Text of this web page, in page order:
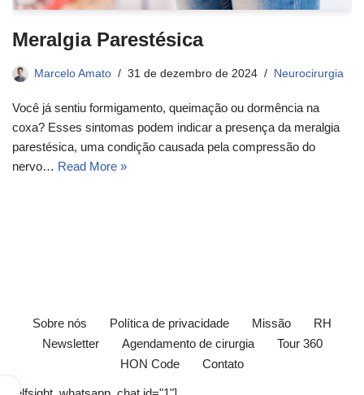
Meralgia Parestésica
Marcelo Amato 31 de dezembro de 2024 Neurocirurgia
Você já sentiu formigamento, queimação ou dormência na
coxa? Esses sintomas podem indicar a presença da meralgia
parestésica, uma condição causada pela compressão do
nervo… Read More »
Sobre nós Política de privacidade Missão
RH
Newsletter
Agendamento de cirurgia
Tour 360
HON Code
Contato